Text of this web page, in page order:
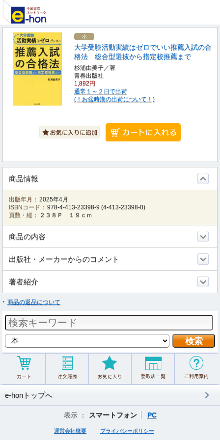
大学受験活動実績はゼロでいい推薦入試の合
格法 総合型選抜から指定校推薦まで
杉浦由美子／著
青春出版社
1,892円
通常１～２日で出荷
(！お盆時期の出荷について！)
商品情報
出版年月： 2025年4月
ISBNコード： 978-4-413-23398-9 (4-413-23398-0)
頁数・縦：
２３８Ｐ １９ｃｍ
商品の内容
出版社・メーカーからのコメント
著者紹介
商品の返品について
e-honトップへ
表示 ： スマートフォン PC
運営会社概要 プライバシーポリシー